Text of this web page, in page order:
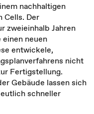
nachhaltigen
Cells. Der
zweieinhalb Jahren
einen neuen
entwickele,
nicht
Fertigstellung.
Gebäude lassen sich
schneller